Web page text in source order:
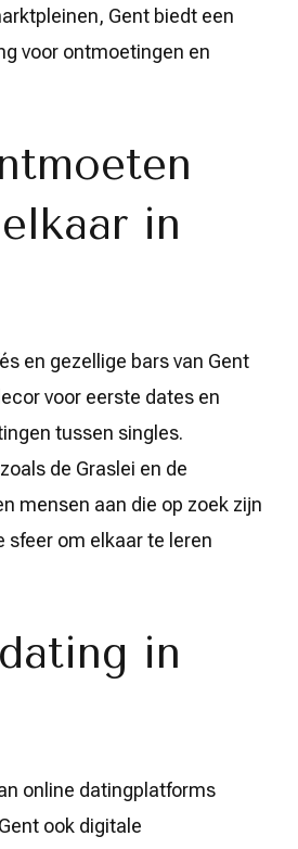
Gent biedt een
voor ontmoetingen en
in
en gezellige bars van Gent
voor eerste dates en
tussen singles.
de Graslei en de
mensen aan die op zoek zijn
sfeer om elkaar te leren
in
online datingplatforms
ook digitale